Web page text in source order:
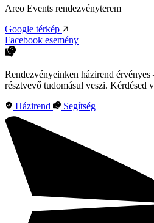
Areo Events rendezvényterem
Google térkép
Facebook esemény
Rendezvényeinken házirend
résztvevő tudomásul veszi. Kérdésed
Házirend
Segítség